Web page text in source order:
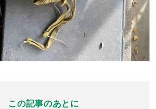
この記事のあとに